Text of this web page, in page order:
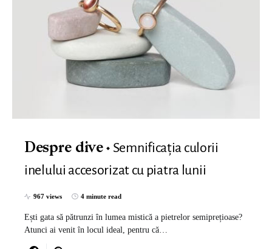
Despre dive
Semnificația culorii
inelului accesorizat cu piatra lunii
967 views 4 minute read
Ești gata să pătrunzi în lumea mistică a pietrelor semiprețioase?
Atunci ai venit în locul ideal, pentru că…